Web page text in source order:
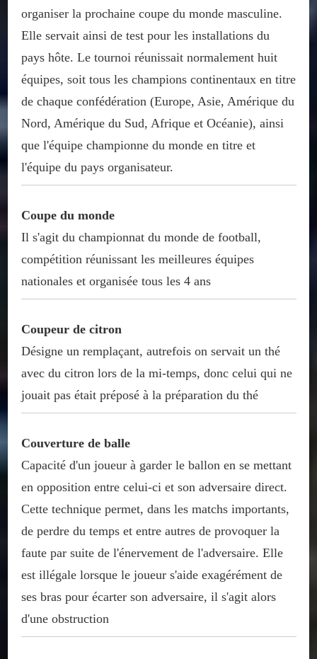
organiser la prochaine coupe du monde masculine.
Elle servait ainsi de test pour les installations du
pays hôte. Le tournoi réunissait normalement huit
équipes, soit tous les champions continentaux en titre
de chaque confédération (Europe, Asie, Amérique du
Nord, Amérique du Sud, Afrique et Océanie), ainsi
que l'équipe championne du monde en titre et
l'équipe du pays organisateur.
Coupe du monde
Il s'agit du championnat du monde de football,
compétition réunissant les meilleures équipes
nationales et organisée tous les 4 ans
Coupeur de citron
Désigne un remplaçant, autrefois on servait un thé
avec du citron lors de la mi-temps, donc celui qui ne
jouait pas était préposé à la préparation du thé
Couverture de balle
Capacité d'un joueur à garder le ballon en se mettant
en opposition entre celui-ci et son adversaire direct.
Cette technique permet, dans les matchs importants,
de perdre du temps et entre autres de provoquer la
faute par suite de l'énervement de l'adversaire. Elle
est illégale lorsque le joueur s'aide exagérément de
ses bras pour écarter son adversaire, il s'agit alors
d'une obstruction